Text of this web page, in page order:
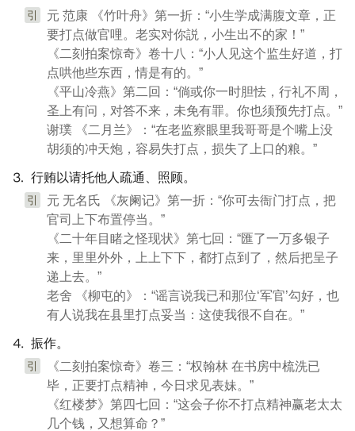
引
元 范康 《竹叶舟》第一折：“小生学成满腹文章，正
要打点做官哩。老实对你説，小生出不的家！”
《二刻拍案惊奇》卷十八：“小人见这个监生好道，打
点哄他些东西，情是有的。”
《平山冷燕》第二回：“倘或你一时胆怯，行礼不周，
圣上有问，对答不来，未免有罪。你也须预先打点。”
谢璞 《二月兰》：“在老监察眼里我哥哥是个嘴上没
胡须的冲天炮，容易失打点，损失了上口的粮。”
⒊ 行贿以请托他人疏通、照顾。
引
元 无名氏 《灰阑记》第一折：“你可去衙门打点，把
官司上下布置停当。”
《二十年目睹之怪现状》第七回：“匯了一万多银子
来，里里外外，上上下下，都打点到了，然后把呈子
递上去。”
老舍 《柳屯的》：“谣言说我已和那位‘军官’勾好，也
有人说我在县里打点妥当：这使我很不自在。”
⒋ 振作。
引
《二刻拍案惊奇》卷三：“权翰林 在书房中梳洗已
毕，正要打点精神，今日求见表妹。”
《红楼梦》第四七回：“这会子你不打点精神赢老太太
几个钱，又想算命？”